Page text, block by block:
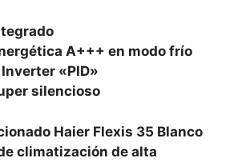
A+++ en modo frío
«PID»
silencioso
Haier Flexis 35 Blanco
climatización de alta